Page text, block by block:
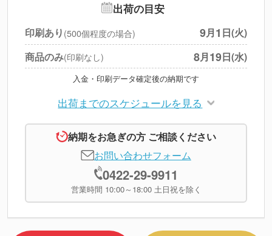
円
※上記小計は税別です
出荷の目安
印刷あり (500個程度の場合) 9月1 日(火)
商品のみ(印刷なし) 8月19日(水)
入金・印刷データ確定後の納期です
出荷までのスケジュールを見る
納期をお急ぎの方 ご相談ください
お問い合わせフォーム
0422-29-9911
営業時間 10:00～18:00 土日祝を除く